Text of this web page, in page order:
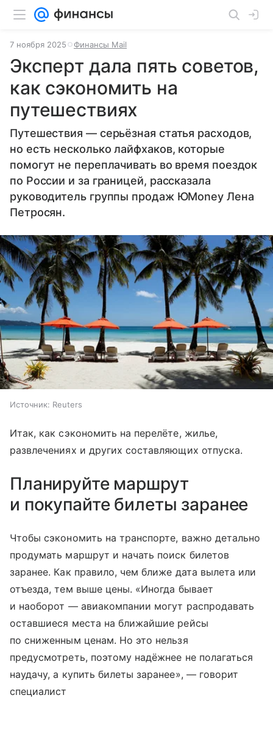
7 ноября 2025 Финансы Mail
Эксперт дала пять советов,
как сэкономить на
путешествиях
Путешествия — серьёзная статья расходов,
но есть несколько лайфхаков, которые
помогут не переплачивать во время поездок
по России и за границей, рассказала
руководитель группы продаж ЮMoney Лена
Петросян.
Источник: Reuters
Итак, как сэкономить на перелёте, жилье,
развлечениях и других составляющих отпуска.
Планируйте маршрут
и покупайте билеты заранее
Чтобы сэкономить на транспорте, важно детально
продумать маршрут и начать поиск билетов
заранее. Как правило, чем ближе дата вылета или
отъезда, тем выше цены. «Иногда бывает
и наоборот — авиакомпании могут распродавать
оставшиеся места на ближайшие рейсы
по сниженным ценам. Но это нельзя
предусмотреть, поэтому надёжнее не полагаться
наудачу, а купить билеты заранее», — говорит
специалист